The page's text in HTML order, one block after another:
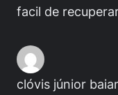
facil de
clóvis júnior